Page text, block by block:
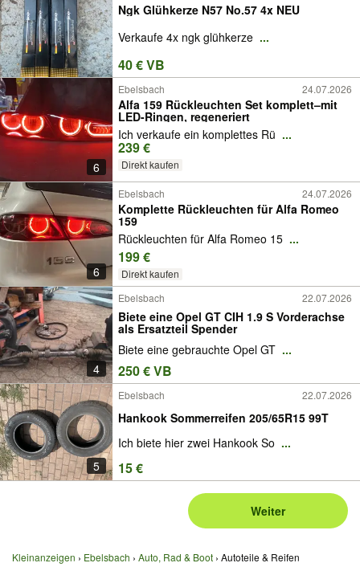
Ngk Glühkerze N57 No.57 4x NEU
Verkaufe 4x ngk glühkerze ...
40 € VB
6
Ebelsbach 24.07.2026
Alfa 159 Rückleuchten Set komplett–mit
LED-Ringen, regeneriert
Ich verkaufe ein komplettes Rü ...
239 €
Direkt kaufen
6
Ebelsbach 24.07.2026
Komplette Rückleuchten für Alfa Romeo
159
Rückleuchten für Alfa Romeo 15 ...
199 €
Direkt kaufen
4
Ebelsbach 22.07.2026
Biete eine Opel GT CIH 1.9 S Vorderachse
als Ersatzteil Spender
Biete eine gebrauchte Opel GT ...
250 € VB
5
Ebelsbach 22.07.2026
Hankook Sommerreifen 205/65R15 99T
Ich biete hier zwei Hankook So ...
15 €
Weiter
Kleinanzeigen Ebelsbach Auto, Rad & Boot Autoteile & Reifen